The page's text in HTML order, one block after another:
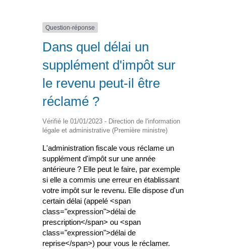
Question-réponse
Dans quel délai un
supplément d'impôt sur
le revenu peut-il être
réclamé ?
Vérifié le 01/01/2023 - Direction de l'information
légale et administrative (Première ministre)
L'administration fiscale vous réclame un
supplément d'impôt sur une année
antérieure ? Elle peut le faire, par exemple
si elle a commis une erreur en établissant
votre impôt sur le revenu. Elle dispose d'un
certain délai (appelé <span
class="expression">délai de
prescription</span> ou <span
class="expression">délai de
reprise</span>) pour vous le réclamer.